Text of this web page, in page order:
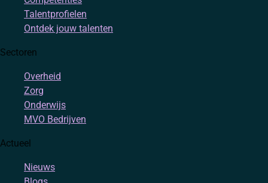
Talentprofielen
Ontdek jouw talenten
Sectoren
Overheid
Zorg
Onderwijs
MVO Bedrijven
Actueel
Nieuws